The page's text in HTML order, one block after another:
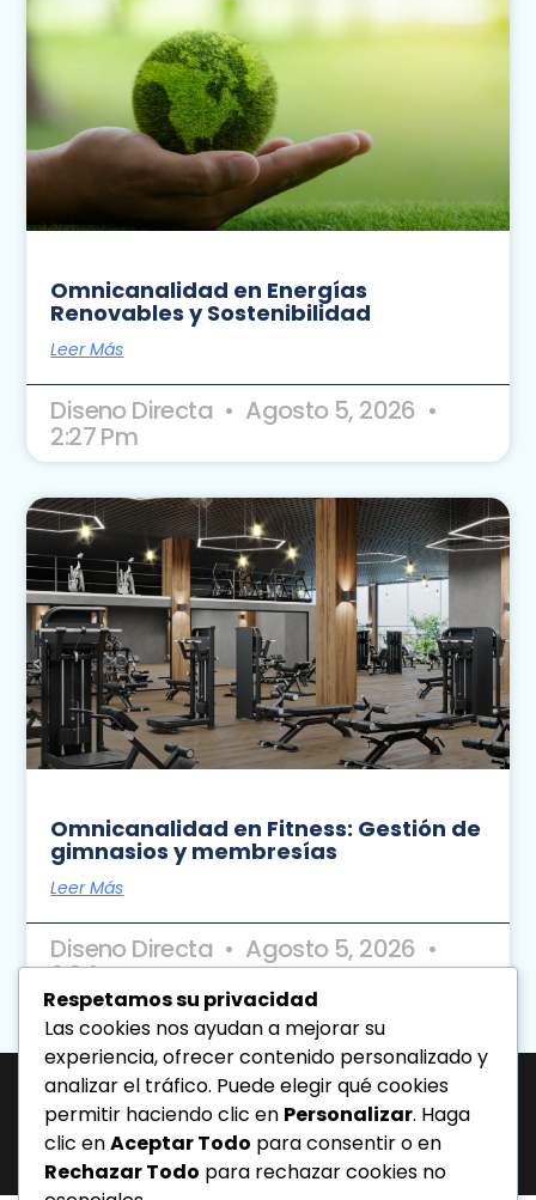
Omnicanalidad en Energías
Renovables y Sostenibilidad
Leer Más
Diseno Directa Agosto 5, 2026
2:27 Pm
Omnicanalidad en Fitness: Gestión de
gimnasios y membresías
Leer Más
Diseno Directa Agosto 5, 2026
2:24 Pm
« Previo
Siguiente »
J-31463317-1 | Corporación de Mercadeo Emotivo, C.A.
Av. La Salle Edif. Phelps Piso 4, Ofic. PL, Urb. Los Caobos, Caracas. - Telf:
0212.6103399.
Todos los derechos reservados.
Respetamos su privacidad
Las cookies nos ayudan a mejorar su
experiencia, ofrecer contenido personalizado y
analizar el tráfico. Puede elegir qué cookies
permitir haciendo clic en Personalizar. Haga
clic enAceptar Todo para consentir o en
Rechazar Todo para rechazar cookies no